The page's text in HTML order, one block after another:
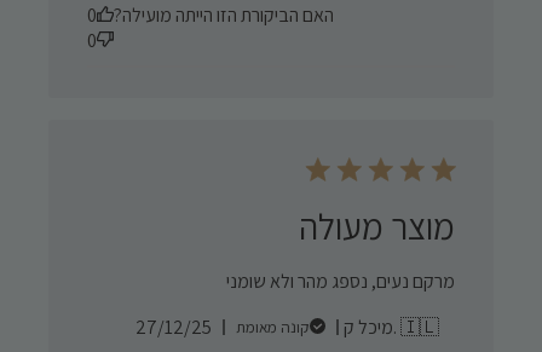
האם הביקורת הזו הייתה מועילה?
0
0
מוצר מעולה
מרקם נעים, נספג מהר ולא שומני
מיכל ק. 🇮🇱
קונה מאומתPublished
27/12/25